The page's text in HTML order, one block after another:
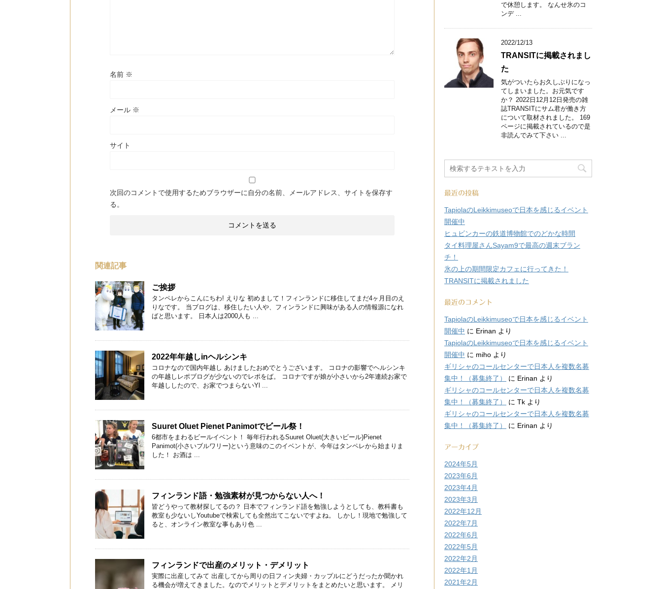
名前 ※
メール ※
サイト
次回のコメントで使用するためブラウザーに自分の名前、メールアドレス、サイトを保存す
る。
関連記事
ご挨拶
タンペレからこんにちわ! えりな 初めまして！フィンランドに移住してまだ4ヶ月目のえ
りなです。 当ブログは、移住したい人や、フィンランドに興味がある人の情報源になれ
ばと思います。 日本人は2000人も ...
2022年年越しinヘルシンキ
コロナなので国内年越し あけましたおめでとうございます。 コロナの影響でヘルシンキ
の年越しレポブログが少ないのでレポをば。 コロナですが娘が小さいから2年連続お家で
年越ししたので、お家でつまらないYl ...
Suuret Oluet Pienet Panimotでビール祭！
6都市をまわるビールイベント！ 毎年行われるSuuret Oluet(大きいビール)Pienet
Panimot(小さいブルワリー)という意味のこのイベントが、今年はタンペレから始まりま
した！ お酒は ...
フィンランド語・勉強素材が見つからない人へ！
皆どうやって教材探してるの？ 日本でフィンランド語を勉強しようとしても、教科書も
教室も少ないしYoutubeで検索しても全然出てこないですよね。 しかし！現地で勉強して
ると、オンライン教室な事もあり色 ...
フィンランドで出産のメリット・デメリット
実際に出産してみて 出産してから周りの日フィン夫婦・カップルにどうだったか聞かれ
る機会が増えてきました。なのでメリットとデメリットをまとめたいと思います。 メリ
で休憩します。 なんせ氷のコ
ンデ ...
2022/12/13
TRANSITに掲載されまし
た
気がついたらお久しぶりになっ
てしまいました。お元気です
か？ 2022日12月12日発売の雑
誌TRANSITにサム君が働き方
について取材されました。 169
ページに掲載されているので是
非読んでみて下さい ...
最近の投稿
TapiolaのLeikkimuseoで日本を感じるイベント
開催中
ヒュビンカーの鉄道博物館でのどかな時間
タイ料理屋さんSayam9で最高の週末ブラン
チ！
氷の上の期間限定カフェに行ってきた！
TRANSITに掲載されました
最近のコメント
TapiolaのLeikkimuseoで日本を感じるイベント
開催中 に Erinan より
TapiolaのLeikkimuseoで日本を感じるイベント
開催中 に miho より
ギリシャのコールセンターで日本人を複数名募
集中！（募集終了）
に Erinan より
ギリシャのコールセンターで日本人を複数名募
集中！（募集終了）
に Tk より
ギリシャのコールセンターで日本人を複数名募
集中！（募集終了）
に Erinan より
アーカイブ
2024年5月
2023年6月
2023年4月
2023年3月
2022年12月
2022年7月
2022年6月
2022年5月
2022年2月
2022年1月
2021年2月